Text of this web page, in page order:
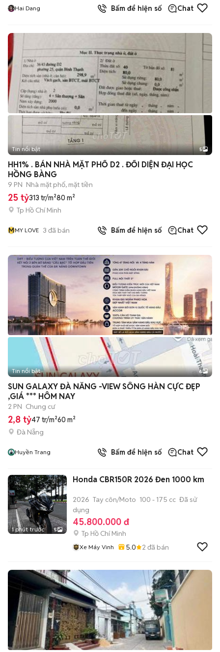
Hai Dang Bấm để hiện số Chat
Tin nổi bật 5
HH1% . BÁN NHÀ MẶT PHỐ D2 . ĐỐI DIỆN ĐẠI HỌC
HỒNG BÀNG
9 PN Nhà mặt phố, mặt tiền
25 tỷ313 tr/m²80 m²
Tp Hồ Chí Minh
MMY LOVE 3 đã bán Bấm để hiện số Chat
+2
Tin nổi bật 6
SUN GALAXY ĐÀ NẴNG -VIEW SÔNG HÀN CỰC ĐẸP
,GIÁ *** HÔM NAY
2 PN Chung cư
2,8 tỷ47 tr/m²60 m²
Đà Nẵng
Huyền Trang Bấm để hiện số Chat
1 phút trước 5
Honda CBR150R 2026 Đen 1000 km
2026 Tay côn/Moto 100 - 175 cc Đã sử
dụng
45.800.000 đ
Tp Hồ Chí Minh
Xe Máy Vinh 5.0 2 đã bán